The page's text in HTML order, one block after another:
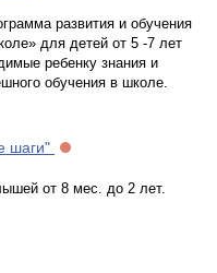
развития и обучения
для детей от 5 -7 лет
ребенку знания и
обучения в школе.
шаги"
от 8 мес. до 2 лет.